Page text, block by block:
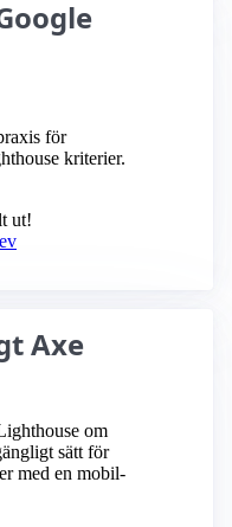
för
kriterier.
ut!
Axe
om
sätt för
med en mobil­